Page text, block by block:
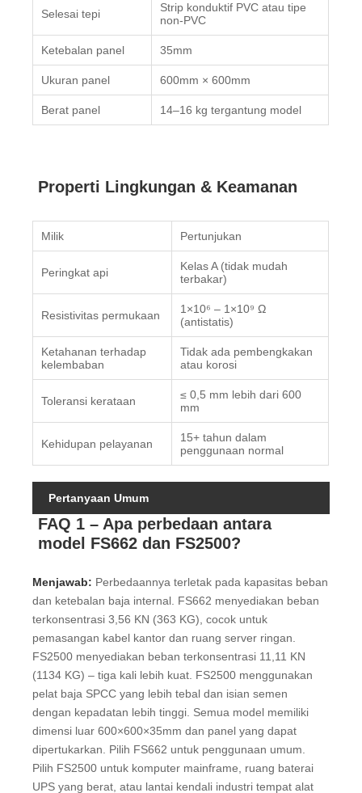
Selesai tepi
Strip konduktif PVC atau tipe
non-PVC
Ketebalan panel 35mm
Ukuran panel 600mm × 600mm
Berat panel 14–16 kg tergantung model
Properti Lingkungan & Keamanan
Milik Pertunjukan
Peringkat api
Kelas A (tidak mudah
terbakar)
Resistivitas permukaan
1×10⁶ – 1×10⁹ Ω
(antistatis)
Ketahanan terhadap
kelembaban
Tidak ada pembengkakan
atau korosi
Toleransi kerataan
≤ 0,5 mm lebih dari 600
mm
Kehidupan pelayanan
15+ tahun dalam
penggunaan normal
Pertanyaan Umum
FAQ 1 – Apa perbedaan antara
model FS662 dan FS2500?
Menjawab: Perbedaannya terletak pada kapasitas beban
dan ketebalan baja internal. FS662 menyediakan beban
terkonsentrasi 3,56 KN (363 KG), cocok untuk
pemasangan kabel kantor dan ruang server ringan.
FS2500 menyediakan beban terkonsentrasi 11,11 KN
(1134 KG) – tiga kali lebih kuat. FS2500 menggunakan
pelat baja SPCC yang lebih tebal dan isian semen
dengan kepadatan lebih tinggi. Semua model memiliki
dimensi luar 600×600×35mm dan panel yang dapat
dipertukarkan. Pilih FS662 untuk penggunaan umum.
Pilih FS2500 untuk komputer mainframe, ruang baterai
UPS yang berat, atau lantai kendali industri tempat alat